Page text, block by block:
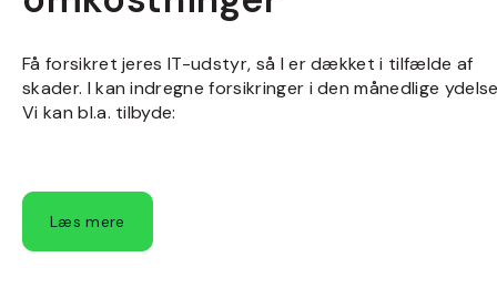
Få forsikret jeres IT-udstyr, så I er dækket i tilfælde af
skader. I kan indregne forsikringer i den månedlige
Vi kan bl.a. tilbyde:
Læs mere